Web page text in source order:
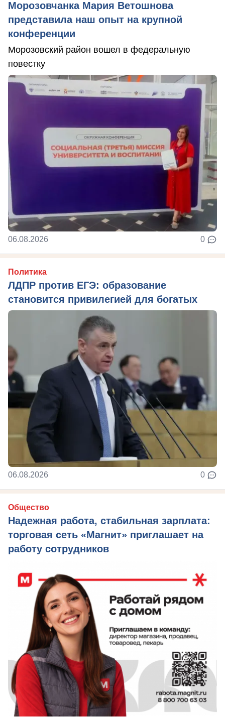
Морозовчанка Мария Ветошнова
представила наш опыт на крупной
конференции
Морозовский район вошел в федеральную
повестку
06.08.2026 0
Политика
ЛДПР против ЕГЭ: образование
становится привилегией для богатых
06.08.2026 0
Общество
Надежная работа, стабильная зарплата:
торговая сеть «Магнит» приглашает на
работу сотрудников